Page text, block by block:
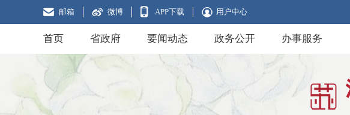
邮箱 微博 APP下载 用户中心
首页 省政府 要闻动态 政务公开 办事服务